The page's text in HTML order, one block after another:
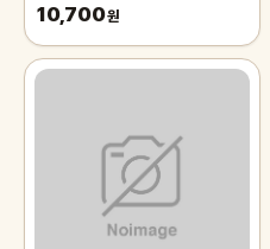
10,700원